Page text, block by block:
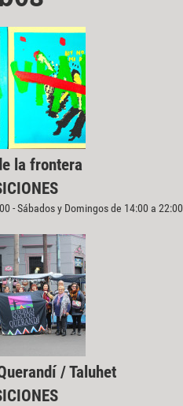
la frontera
- Sábados y Domingos de 14:00 a 22:00
/ Taluhet